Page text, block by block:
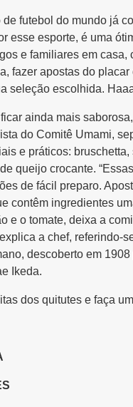
de futebol do mundo já
esse esporte, é uma
e familiares em casa,
fazer apostas do placar
seleção escolhida.
ainda mais
do Comitê Umami,
e práticos: bruschetta,
queijo crocante.
de fácil preparo.
contêm ingredientes
e o tomate, deixa a
a chef, referindo-
descoberto em
Ikeda.
dos quitutes e faça